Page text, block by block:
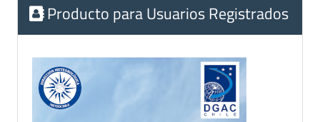
Producto para Usuarios Registrados